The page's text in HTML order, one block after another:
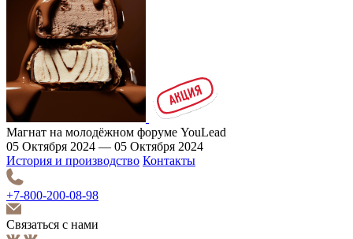
Магнат на молодёжном форуме YouLead
05 Октября 2024 — 05 Октября 2024
История и производство Контакты
+7-800-200-08-98
Связаться с нами